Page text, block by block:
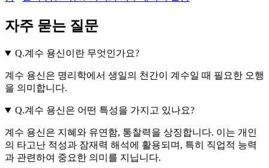
자주 묻는 질문
Q.계수 용신이란 무엇인가요?
계수 용신은 명리학에서 생일의 천간이 계수일 때 필요한 오행
을 의미합니다.
Q.계수 용신은 어떤 특성을 가지고 있나요?
계수 용신은 지혜와 유연함, 통찰력을 상징합니다. 이는 개인
의 타고난 적성과 잠재력 해석에 활용되며, 특히 직업적 능력
과 관련하여 중요한 의미를 지닙니다.